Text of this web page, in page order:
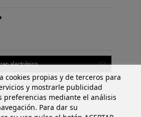
cookies propias y de terceros para
y mostrarle publicidad
preferencias mediante el análisis
Para dar su
momento. Para ello,
de contacto en el aviso legal.
política de